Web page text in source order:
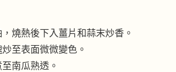
燒熱後下入薑片和蒜末炒香。
至表面微微變色。
南瓜熟透。